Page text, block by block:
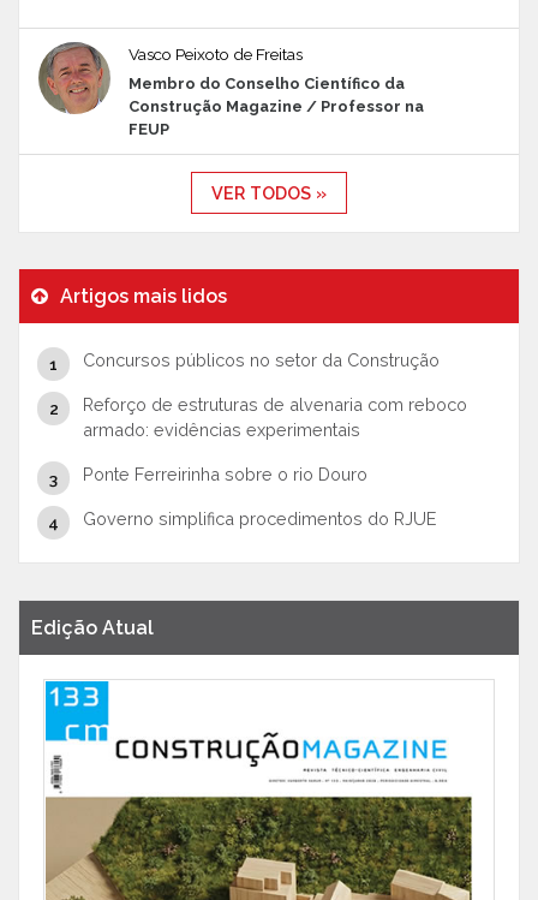
Vasco Peixoto de Freitas
Membro do Conselho Científico da
Construção Magazine / Professor na
FEUP
VER TODOS »
Artigos mais lidos
Concursos públicos no setor da Construção
Reforço de estruturas de alvenaria com reboco
armado: evidências experimentais
Ponte Ferreirinha sobre o rio Douro
Governo simplifica procedimentos do RJUE
Edição Atual